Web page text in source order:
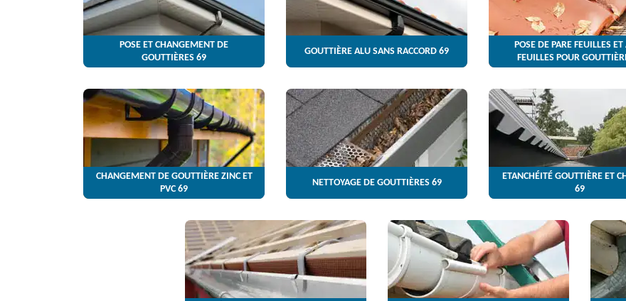
POSE ET CHANGEMENT DE
GOUTTIÈRES 69
GOUTTIÈRE ALU SANS RACCORD 69
POSE DE PARE FEUILLES
FEUILLES POUR
CHANGEMENT DE GOUTTIÈRE ZINC ET
PVC 69
NETTOYAGE DE GOUTTIÈRES 69
ETANCHÉITÉ GOUTTIÈRE ET
69